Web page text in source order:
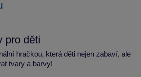
pro děti
hračkou, která děti nejen zabaví, ale
tvary a barvy!